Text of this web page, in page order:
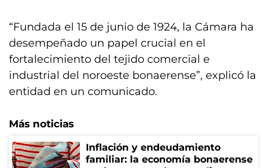
“Fundada el 15 de junio de 1924, la Cámara ha
desempeñado un papel crucial en el
fortalecimiento del tejido comercial e
industrial del noroeste bonaerense”, explicó la
entidad en un comunicado.
Más noticias
Inflación y endeudamiento
familiar: la economía bonaerense